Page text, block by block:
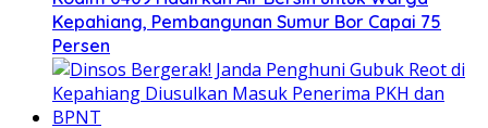
Kepahiang, Pembangunan Sumur Bor Capai 75
Persen